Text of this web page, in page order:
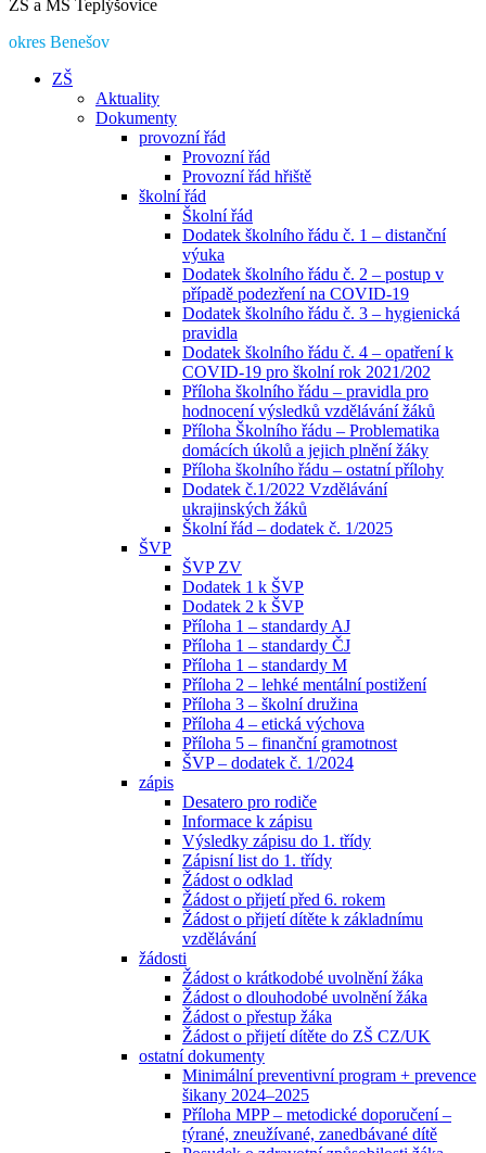
ZŠ a MŠ Teplýšovice
okres Benešov
ZŠ
Aktuality
Dokumenty
provozní řád
Provozní řád
Provozní řád hřiště
školní řád
Školní řád
Dodatek školního řádu č. 1 – distanční
výuka
Dodatek školního řádu č. 2 – postup v
případě podezření na COVID-19
Dodatek školního řádu č. 3 – hygienická
pravidla
Dodatek školního řádu č. 4 – opatření k
COVID-19 pro školní rok 2021/202
Příloha školního řádu – pravidla pro
hodnocení výsledků vzdělávání žáků
Příloha Školního řádu – Problematika
domácích úkolů a jejich plnění žáky
Příloha školního řádu – ostatní přílohy
Dodatek č.1/2022 Vzdělávání
ukrajinských žáků
Školní řád – dodatek č. 1/2025
ŠVP
ŠVP ZV
Dodatek 1 k ŠVP
Dodatek 2 k ŠVP
Příloha 1 – standardy AJ
Příloha 1 – standardy ČJ
Příloha 1 – standardy M
Příloha 2 – lehké mentální postižení
Příloha 3 – školní družina
Příloha 4 – etická výchova
Příloha 5 – finanční gramotnost
ŠVP – dodatek č. 1/2024
zápis
Desatero pro rodiče
Informace k zápisu
Výsledky zápisu do 1. třídy
Zápisní list do 1. třídy
Žádost o odklad
Žádost o přijetí před 6. rokem
Žádost o přijetí dítěte k základnímu
vzdělávání
žádosti
Žádost o krátkodobé uvolnění žáka
Žádost o dlouhodobé uvolnění žáka
Žádost o přestup žáka
Žádost o přijetí dítěte do ZŠ CZ/UK
ostatní dokumenty
Minimální preventivní program + prevence
šikany 2024–2025
Příloha MPP – metodické doporučení –
týrané, zneužívané, zanedbávané dítě